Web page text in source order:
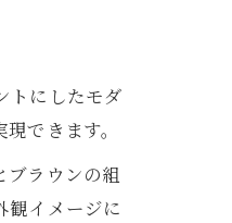
トにしたモダ
できます。
ブラウンの組
観イメージに